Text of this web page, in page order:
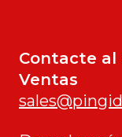
Contacte
Ventas